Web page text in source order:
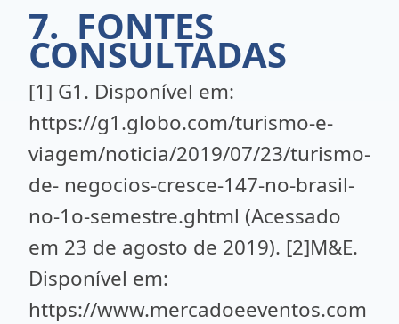
7. FONTES
CONSULTADAS
[1] G1. Disponível em:
https://g1.globo.com/turismo-e-
viagem/noticia/2019/07/23/turismo-
de- negocios-cresce-147-no-brasil-
no-1o-semestre.ghtml (Acessado
em 23 de agosto de 2019). [2]M&E.
Disponível em:
https://www.mercadoeeventos.com